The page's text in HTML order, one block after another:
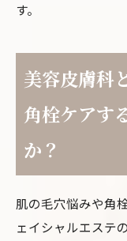
す。
美容皮膚科
角栓ケアす
か？
肌の毛穴悩みや角
ェイシャルエステ